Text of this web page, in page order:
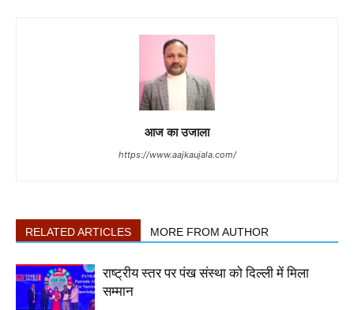
आज का उजाला
https://www.aajkaujala.com/
RELATED ARTICLES MORE FROM AUTHOR
राष्ट्रीय स्तर पर पंख संस्था को दिल्ली में मिला
सम्मान